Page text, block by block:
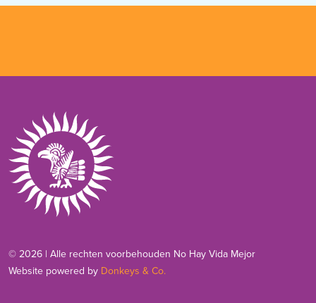
© 2026 | Alle rechten voorbehouden No Hay Vida Mejor
Website powered by Donkeys & Co.